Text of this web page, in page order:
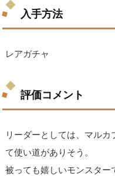
入手方法
レアガチャ
評価コメント
リーダーとしては、マル
て使い道がありそう。
被っても嬉しいモンスター